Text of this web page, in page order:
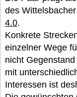
des
4.0.
Konkrete
einzelner Wege
nicht
mit
Interessen ist